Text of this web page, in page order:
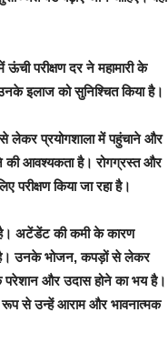
ऊंची परीक्षण दर ने महामारी के
इलाज को सुनिश्चित किया है।
से लेकर प्रयोगशाला में पहुंचाने और
की आवश्यकता है। रोगग्रस्त और
परीक्षण किया जा रहा है।
है। अटेंडेंट की कमी के कारण
है। उनके भोजन, कपड़ों से लेकर
परेशान और उदास होने का भय है।
रूप से उन्हें आराम और भावनात्मक